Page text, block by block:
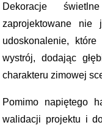
Dekoracje
zaprojektowane nie
udoskonalenie,
wystrój, dodając
charakteru zimowej
Pomimo napiętego
walidacji projektu i